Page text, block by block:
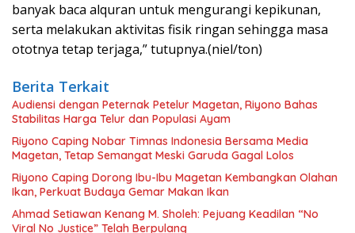
banyak baca alquran untuk mengurangi kepikunan,
serta melakukan aktivitas fisik ringan sehingga masa
ototnya tetap terjaga,” tutupnya.(niel/ton)
Berita Terkait
Audiensi dengan Peternak Petelur Magetan, Riyono Bahas
Stabilitas Harga Telur dan Populasi Ayam
Riyono Caping Nobar Timnas Indonesia Bersama Media
Magetan, Tetap Semangat Meski Garuda Gagal Lolos
Riyono Caping Dorong Ibu-Ibu Magetan Kembangkan Olahan
Ikan, Perkuat Budaya Gemar Makan Ikan
Ahmad Setiawan Kenang M. Sholeh: Pejuang Keadilan “No
Viral No Justice” Telah Berpulang